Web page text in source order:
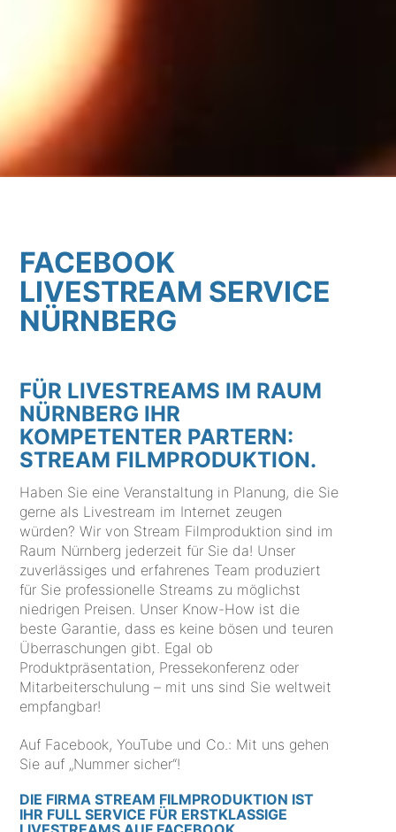
FACEBOOK
LIVESTREAM SERVICE
NÜRNBERG
FÜR LIVESTREAMS IM RAUM
NÜRNBERG IHR
KOMPETENTER PARTERN:
STREAM FILMPRODUKTION.
Haben Sie eine Veranstaltung in Planung, die Sie
gerne als Livestream im Internet zeugen
würden? Wir von Stream Filmproduktion sind im
Raum Nürnberg jederzeit für Sie da! Unser
zuverlässiges und erfahrenes Team produziert
für Sie professionelle Streams zu möglichst
niedrigen Preisen. Unser Know-How ist die
beste Garantie, dass es keine bösen und teuren
Überraschungen gibt. Egal ob
Produktpräsentation, Pressekonferenz oder
Mitarbeiterschulung – mit uns sind Sie weltweit
empfangbar!
Auf Facebook, YouTube und Co.: Mit uns gehen
Sie auf „Nummer sicher“!
DIE FIRMA STREAM FILMPRODUKTION IST
IHR FULL SERVICE FÜR ERSTKLASSIGE